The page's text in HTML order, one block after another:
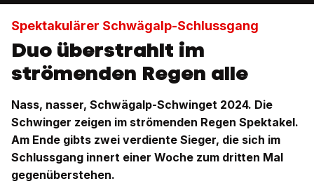
Spektakulärer Schwägalp-Schlussgang
Duo überstrahlt im
strömenden Regen alle
Nass, nasser, Schwägalp-Schwinget 2024. Die
Schwinger zeigen im strömenden Regen Spektakel.
Am Ende gibts zwei verdiente Sieger, die sich im
Schlussgang innert einer Woche zum dritten Mal
gegenüberstehen.